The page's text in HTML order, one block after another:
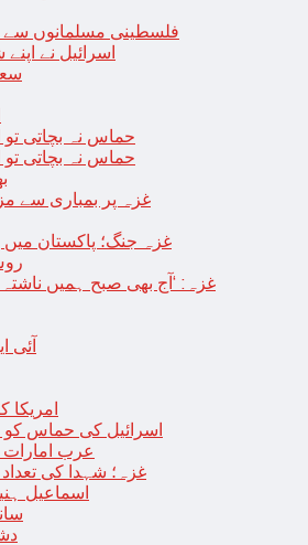
فلسطینی مسلمانوں سے
اسرائیل نے
حماس نہ بچاتی تو
حماس نہ بچاتی تو
غزہ پر بمباری سے مزید 250 شہید ، رملہ میں خاتون فلسطینی
غزہ جنگ؛ پاکستان میں
غزہ: ‘آج بھی صبح ہمیں
آئی
امریکا کا 2030 تک چاند پر ایک بار پھر انسانی مشن بھیجنے کا
اسرائیل کی حماس کو 35 قیدیوں کی رہائی کے بدلے 7 روزہ جنگ بندی کی پیشکش
عرب امارات
غزہ؛ شہدا کی تعداد 20 ہزار ہوگئی، اقوام متحدہ کی قرارداد پر ووٹنگ پھرموخر
اسماعیل